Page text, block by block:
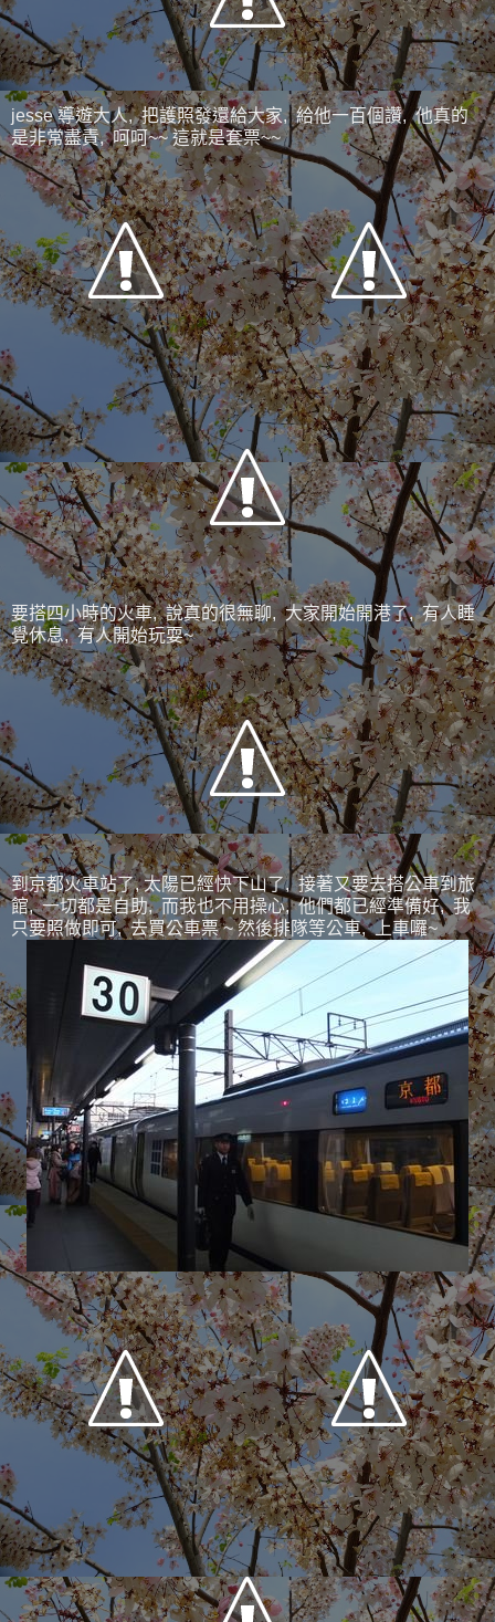
jesse 導遊大人, 把護照發還給大家, 給他一百個讚, 他真的
是非常盡責, 呵呵~~ 這就是套票~~
要搭四小時的火車, 說真的很無聊, 大家開始開港了, 有人睡
覺休息, 有人開始玩耍~
到京都火車站了, 太陽已經快下山了, 接著又要去搭公車到旅
館, 一切都是自助, 而我也不用操心, 他們都已經準備好, 我
只要照做即可, 去買公車票 ~ 然後排隊等公車, 上車囉~